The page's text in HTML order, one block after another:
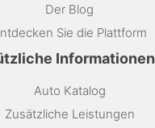
Der Blog
Sie die Plattform
Informationen
Auto Katalog
Zusätzliche Leistungen